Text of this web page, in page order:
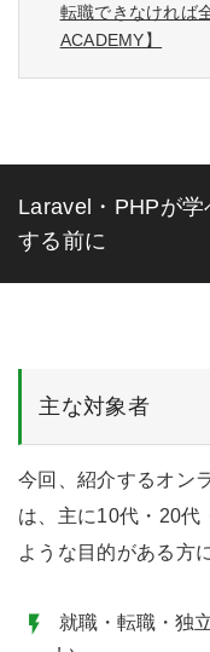
転職できなければ
ACADEMY】
Laravel・PHPが
する前に
主な対象者
今回、紹介するオン
は、主に10代・20代
ような目的がある方
就職・転職・独